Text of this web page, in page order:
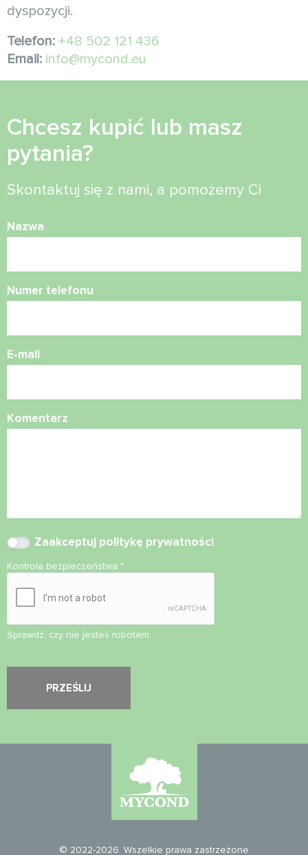
dyspozycji.
Telefon: +48 502 121 436
Email: info@mycond.eu
Chcesz kupić lub masz
pytania?
Skontaktuj się z nami, a pomożemy Ci
Nazwa
Numer telefonu
E-mail
Komentarz
Zaakceptuj politykę prywatności
Kontrola bezpieczeństwa *
Sprawdź, czy nie jesteś robotem.
© 2022-2026. Wszelkie prawa zastrzeżone